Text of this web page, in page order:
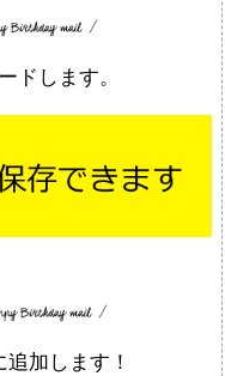
ドします。
加します！